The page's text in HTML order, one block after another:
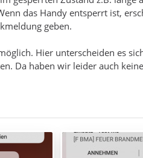
das Handy entsperrt ist,
geben.
Hier unterscheiden es
Da haben wir leider auch